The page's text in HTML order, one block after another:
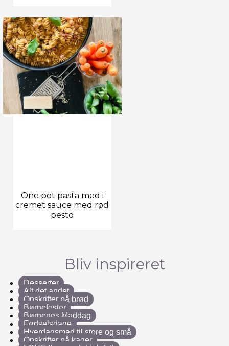
One pot pasta med i
cremet sauce med rød
pesto
Bliv inspireret
Desserter
Alt det andet
Opskrifter på brød
Børnefester
Børnenes Maddag
Fødselsdage
Hverdagsmad til store og små
Opskrifter på kager